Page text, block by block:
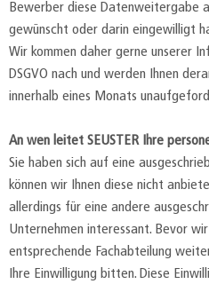
Bewerber diese Datenweitergabe
gewünscht oder darin eingewilligt
Wir kommen daher gerne unserer
DSGVO nach und werden Ihnen
innerhalb eines Monats
An wen leitet SEUSTER Ihre
Sie haben sich auf eine
können wir Ihnen diese nicht
allerdings für eine andere
Unternehmen interessant. Bevor
entsprechende Fachabteilung
Ihre Einwilligung bitten. Diese